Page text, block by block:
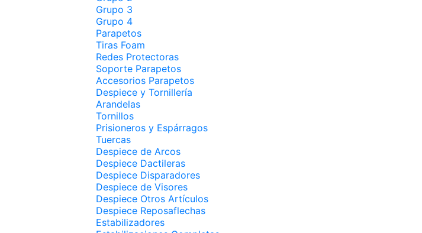
Grupo 3
Grupo 4
Parapetos
Tiras Foam
Redes Protectoras
Soporte Parapetos
Accesorios Parapetos
Despiece y Tornillería
Arandelas
Tornillos
Prisioneros y Espárragos
Tuercas
Despiece de Arcos
Despiece Dactileras
Despiece Disparadores
Despiece de Visores
Despiece Otros Artículos
Despiece Reposaflechas
Estabilizadores